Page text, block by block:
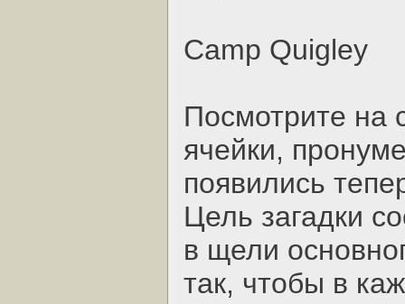
Camp Quigley
Посмотрите на
ячейки,
появились
Цель загадки
в щели
так, чтобы в